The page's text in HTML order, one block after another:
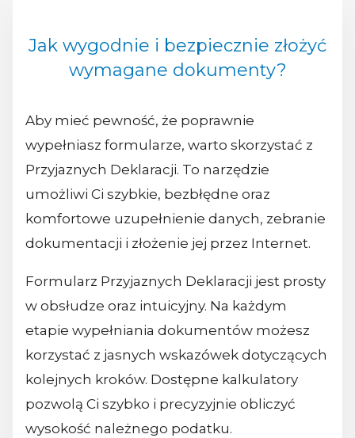
Jak wygodnie i bezpiecznie złożyć
wymagane dokumenty?
Aby mieć pewność, że poprawnie
wypełniasz formularze, warto skorzystać z
Przyjaznych Deklaracji. To narzędzie
umożliwi Ci szybkie, bezbłędne oraz
komfortowe uzupełnienie danych, zebranie
dokumentacji i złożenie jej przez Internet.
Formularz Przyjaznych Deklaracji jest prosty
w obsłudze oraz intuicyjny. Na każdym
etapie wypełniania dokumentów możesz
korzystać z jasnych wskazówek dotyczących
kolejnych kroków. Dostępne kalkulatory
pozwolą Ci szybko i precyzyjnie obliczyć
wysokość należnego podatku.